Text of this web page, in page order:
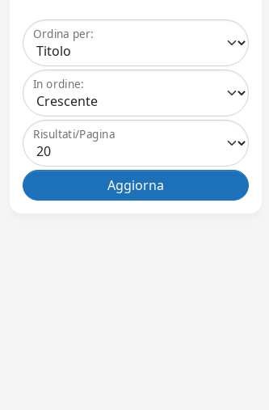
Ordina per:
In ordine:
Risultati/Pagina